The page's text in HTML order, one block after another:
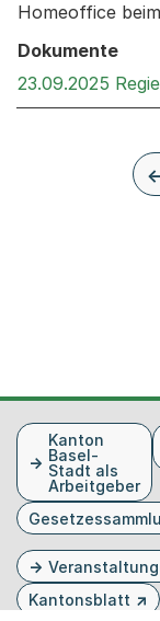
Homeoffice
Dokumente
23.09.2025
FusszeileKanton
Basel-
Stadt als
Arbeitgeber
Kantonsblatt